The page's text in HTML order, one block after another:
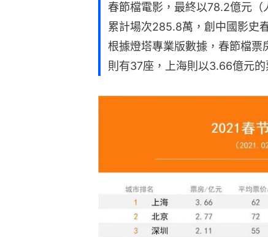
春節檔電影，最終以78.2億元（
累計場次285.8萬，創中國影史
根據燈塔專業版數據，春節檔
則有37座，上海則以3.66億元的